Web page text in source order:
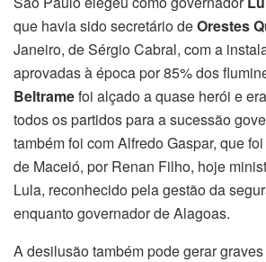
que havia sido secretário deOrestes
Janeiro, de Sérgio Cabral, com a
aprovadas à época por 85% dos
Beltramefoi alçado a quase herói e
todos os partidos para a sucessão
também foi com Alfredo Gaspar, que
de Maceió, por Renan Filho, hoje
Lula, reconhecido pela gestão da
enquanto governador de Alagoas.
A desilusão também pode gerar